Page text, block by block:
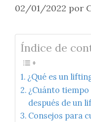
02/01/2022 por
Índice de
¿Qué es un
¿Cuánto
después de un
Consejos para